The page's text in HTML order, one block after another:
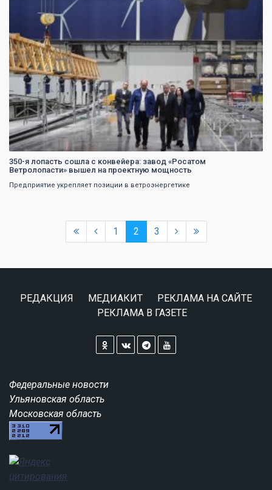
350-я лопасть сошла с конвейера: завод «Росатом
Ветролопасти» вышел на проектную мощность
Предприятие укрепляет позиции в ветроэнергетике
1 2 3
РЕДАКЦИЯ МЕДИАКИТ
РЕКЛАМА НА САЙТЕ
РЕКЛАМА В ГАЗЕТЕ
Федеральные новости
Ульяновская область
Московская область